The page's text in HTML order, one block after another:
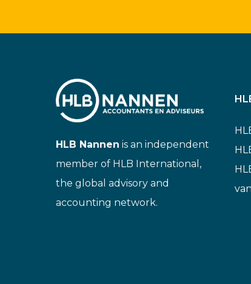
HLB Nannen is an independent
member of HLB International,
the global advisory and
accounting network.